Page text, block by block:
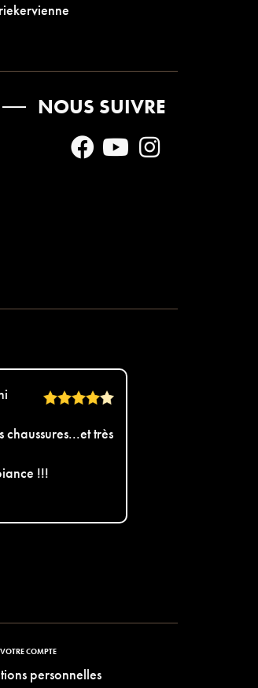
NOUS SUIVRE
chaussures...et très
!!!
VOTRE COMPTE
personnelles